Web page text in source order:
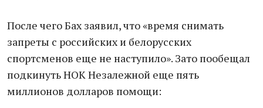
После чего Бах заявил, что «время снимать
запреты с российских и белорусских
спортсменов еще не наступило». Зато пообещал
подкинуть НОК Незалежной еще пять
миллионов долларов помощи: